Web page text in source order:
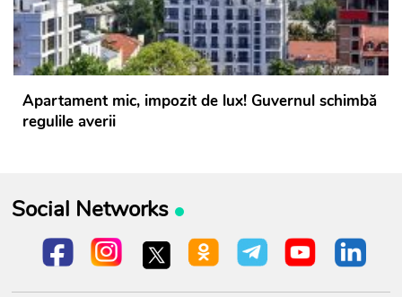
Apartament mic, impozit de lux! Guvernul schimbă
regulile averii
Social Networks